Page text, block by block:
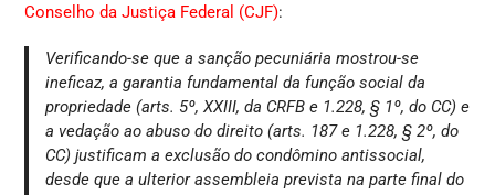
Conselho da Justiça Federal (CJF):
Verificando-se que a sanção pecuniária mostrou-se
ineficaz, a garantia fundamental da função social da
propriedade (arts. 5º, XXIII, da CRFB e 1.228, § 1º, do CC) e
a vedação ao abuso do direito (arts. 187 e 1.228, § 2º, do
CC) justificam a exclusão do condômino antissocial,
desde que a ulterior assembleia prevista na parte final do